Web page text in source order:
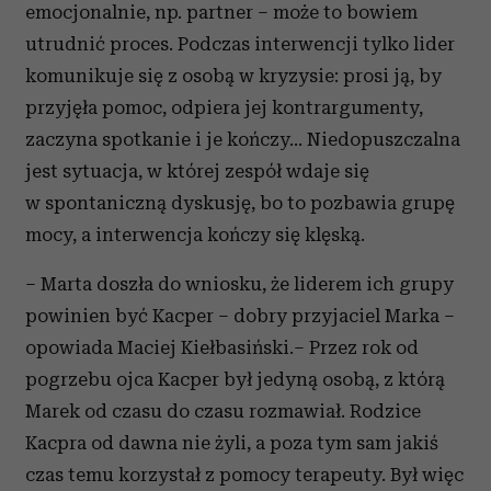
emocjonalnie, np. partner – może to bowiem
utrudnić proces. Podczas interwencji tylko lider
komunikuje się z osobą w kryzysie: prosi ją, by
przyjęła pomoc, odpiera jej kontrargumenty,
zaczyna spotkanie i je kończy… Niedopuszczalna
jest sytuacja, w której zespół wdaje się
w spontaniczną dyskusję, bo to pozbawia grupę
mocy, a interwencja kończy się klęską.
– Marta doszła do wniosku, że liderem ich grupy
powinien być Kacper – dobry przyjaciel Marka –
opowiada Maciej Kiełbasiński.– Przez rok od
pogrzebu ojca Kacper był jedyną osobą, z którą
Marek od czasu do czasu rozmawiał. Rodzice
Kacpra od dawna nie żyli, a poza tym sam jakiś
czas temu korzystał z pomocy terapeuty. Był więc